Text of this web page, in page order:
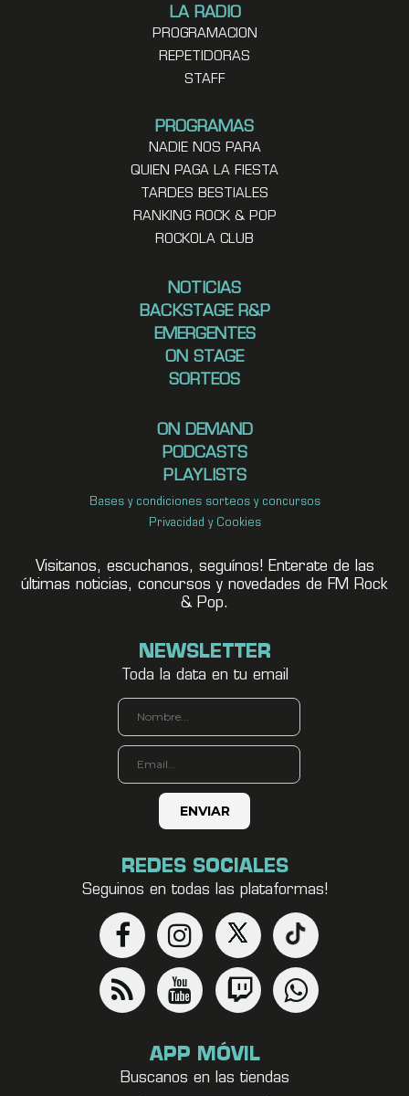
LA RADIO
PROGRAMACION
REPETIDORAS
STAFF
PROGRAMAS
NADIE NOS PARA
QUIEN PAGA LA FIESTA
TARDES BESTIALES
RANKING ROCK & POP
ROCKOLA CLUB
NOTICIAS
BACKSTAGE R&P
EMERGENTES
ON STAGE
SORTEOS
ON DEMAND
PODCASTS
PLAYLISTS
Bases y condiciones sorteos y concursos
Privacidad y Cookies
Visitanos, escuchanos, seguínos! Enterate de las
últimas noticias, concursos y novedades de FM Rock
& Pop.
NEWSLETTER
Toda la data en tu email
REDES SOCIALES
Seguinos en todas las plataformas!
APP MÓVIL
Buscanos en las tiendas